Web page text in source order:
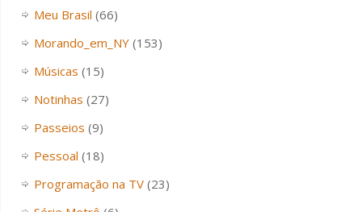
Meu Brasil (66)
Morando_em_NY(153)
Músicas (15)
Notinhas (27)
Passeios (9)
Pessoal (18)
Programação na TV(23)